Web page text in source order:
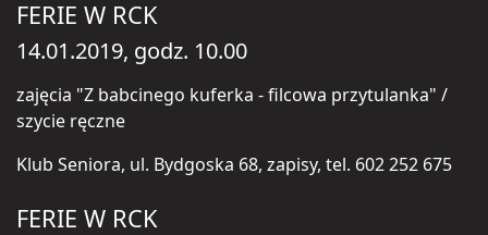
FERIE W RCK
14.01.2019, godz. 10.00
zajęcia "Z babcinego kuferka - filcowa przytulanka" /
szycie ręczne
Klub Seniora, ul. Bydgoska 68, zapisy, tel. 602 252 675
FERIE W RCK